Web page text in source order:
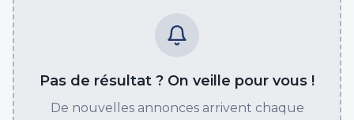
Pas de résultat ? On veille pour vous !
De nouvelles annonces arrivent chaque